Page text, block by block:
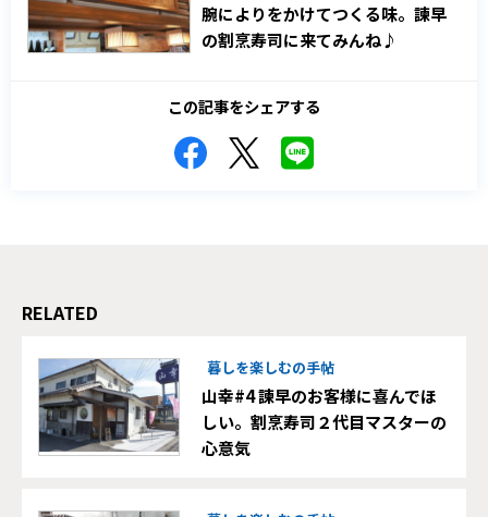
腕によりをかけてつくる味。諫早
の割烹寿司に来てみんね♪
この記事をシェアする
RELATED
暮しを楽しむの手帖
山幸#4 諫早のお客様に喜んでほ
しい。割烹寿司２代目マスターの
心意気